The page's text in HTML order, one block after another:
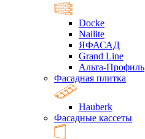
Docke
Nailite
ЯФАСАД
Grand Line
Альта-Профиль
Фасадная плитка
Hauberk
Фасадные кассеты